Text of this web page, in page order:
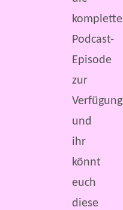
komplette
Podcast-
Episode
zur
Verfügung
und
ihr
könnt
euch
diese